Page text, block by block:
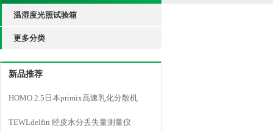
温湿度光照试验箱
更多分类
新品推荐
HOMO 2.5日本primix高速乳化分散机
TEWLdelfin 经皮水分丢失量测量仪